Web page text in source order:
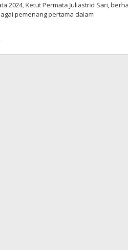
2024, Ketut Permata Juliastrid Sari,
pemenang pertama dalam